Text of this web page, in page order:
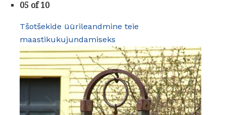
05 of 10
Tšotšekide üürileandmine teie
maastikukujundamiseks